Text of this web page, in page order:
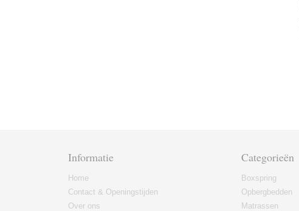
Informatie
Home
Contact & Openingstijden
Over ons
Categorieën
Boxspring
Opbergbedden
Matrassen